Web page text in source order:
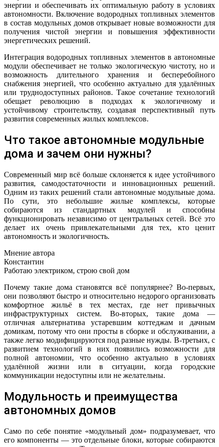
энергии и обеспечивать их оптимальную работу в условиях
автономности. Включение водородных топливных элементов
в состав модульных домов открывает новые возможности для
получения чистой энергии и повышения эффективности
энергетических решений.
Интеграция водородных топливных элементов в автономные
модули обеспечивает не только экологическую чистоту, но и
возможность длительного хранения и бесперебойного
снабжения энергией, что особенно актуально для удалённых
или труднодоступных районов. Такое сочетание технологий
обещает революцию в подходах к экологичному и
устойчивому строительству, создавая перспективный путь
развития современных жилых комплексов.
Что такое автономные модульные
дома и зачем они нужны?
Современный мир всё больше склоняется к идее устойчивого
развития, самодостаточности и инновационных решений.
Одним из таких решений стали автономные модульные дома.
По сути, это небольшие жилые комплексы, которые
собираются из стандартных модулей и способны
функционировать независимо от центральных сетей. Всё это
делает их очень привлекательными для тех, кто ценит
автономность и экологичность.
Мнение автора
Константин
Работаю электриком, строю свой дом
Почему такие дома становятся всё популярнее? Во-первых,
они позволяют быстро и относительно недорого организовать
комфортное жильё в тех местах, где нет привычных
инфраструктурных систем. Во-вторых, такие дома —
отличная альтернатива устаревшим коттеджам и дачным
домикам, потому что они просты в сборке и обслуживании, а
также легко модифицируются под разные нужды. В-третьих, с
развитием технологий в них появились возможности для
полной автономии, что особенно актуально в условиях
удалённой жизни или в ситуации, когда городские
коммуникации недоступны или не желательны.
Модульность и преимущества
автономных домов
Само по себе понятие «модульный дом» подразумевает, что
его компоненты — это отдельные блоки, которые собираются